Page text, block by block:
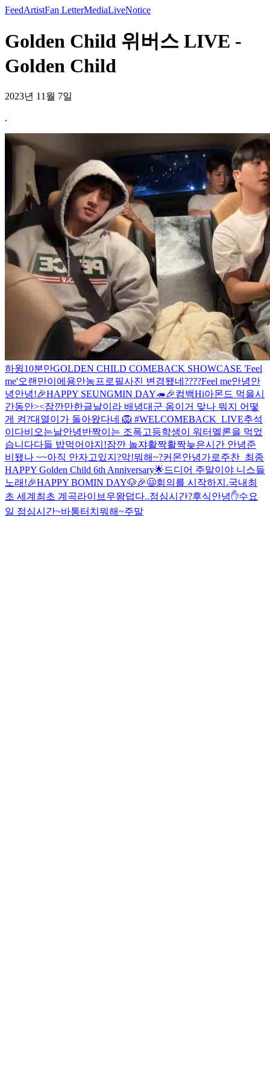
FeedArtistFan LetterMediaLiveNotice
Golden Child 위버스 LIVE -
Golden Child
2023년 11월 7일
.
하윙10분만GOLDEN CHILD COMEBACK SHOWCASE 'Feel
me'오랜만이에용안농프로필사진 변경됐네????Feel me안녕안
녕안녕!🎉HAPPY SEUNGMIN DAY🦔🎉컴백Hi아몬드 먹을시
간동안><잠깐만한글날이라 배녕대군 옴이거 맞나 뭐지 어떻
게 켜?대열이가 돌아왔다네 🦁 #WELCOMEBACK_LIVE추석
이다비오는날안녕반짝이는 조폭고등학생이 워터멜론을 먹었
습니다다들 밥먹어야지!잠깐 놀쟈활짝활짝늦은시간 안녕준
비됐나 ~~아직 안자고있지?악!뭐해~?커몬안녕가로주찬_최종
HAPPY Golden Child 6th Anniversary🌟드디어 주말이야 니스들
노래!🎉HAPPY BOMIN DAY🐶🎉😃회의를 시작하지.국내최
초 세계최초 계곡라이브 우왕덥다..점심시간?후식안녕✋수요
일 점심시간~바통터치 뭐해~주말